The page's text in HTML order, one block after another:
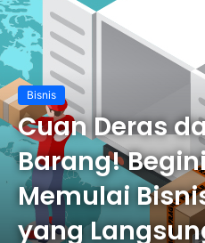
Bisnis
Cuan Deras
Barang!
Memulai
yang